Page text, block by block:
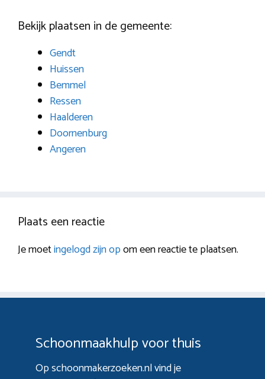
Bekijk plaatsen in de gemeente:
Gendt
Huissen
Bemmel
Ressen
Haalderen
Doornenburg
Angeren
Plaats een reactie
Je moetingelogd zijn opom een reactie te plaatsen.
Schoonmaakhulp voor thuis
Op schoonmakerzoeken.nl vind je